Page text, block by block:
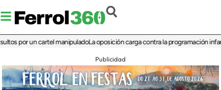
un cartel manipuladoLa oposición carga contra la programación infantil de
Publicidad